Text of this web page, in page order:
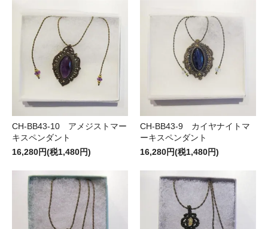
CH-BB43-10 アメジストマー
キスペンダント
16,280円(税1,480円)
CH-BB43-9 カイヤナイトマ
ーキスペンダント
16,280円(税1,480円)